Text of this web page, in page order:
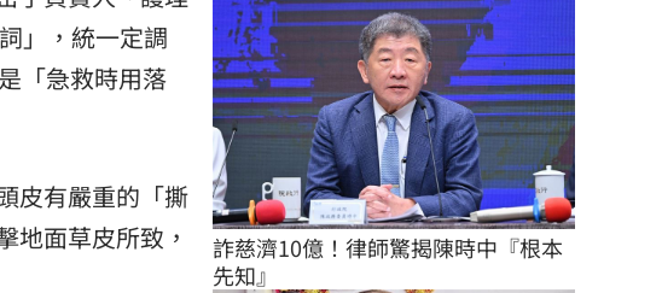
」，統一定調
「急救時用落
皮有嚴重的「撕
地面草皮所致，
詐慈濟10億！律師驚揭陳時中『根本
先知』